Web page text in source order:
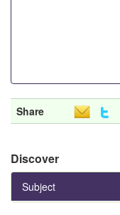
Share
Discover
Subject